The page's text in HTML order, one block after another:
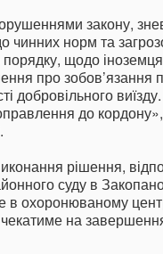
закону,
чинних норм та
порядку, щодо
про зобов’язання
добровільного
до
рішення,
суду в
в охоронюваному
чекатиме на